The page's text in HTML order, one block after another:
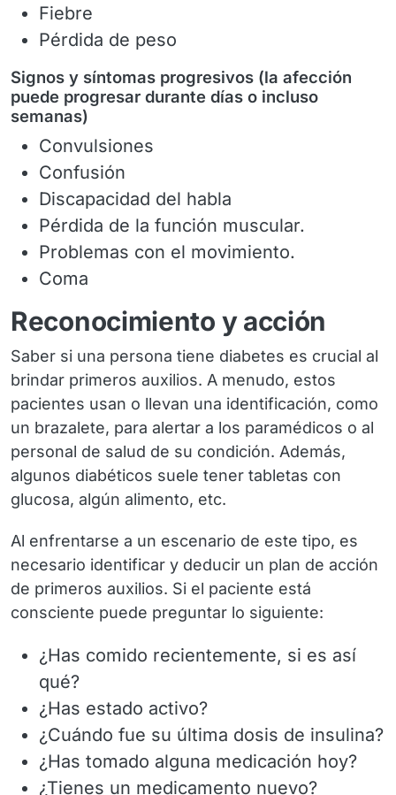
Fiebre
Pérdida de peso
Signos y síntomas progresivos (la afección
puede progresar durante días o incluso
semanas)
Convulsiones
Confusión
Discapacidad del habla
Pérdida de la función muscular.
Problemas con el movimiento.
Coma
Reconocimiento y acción
Saber si una persona tiene diabetes es crucial al
brindar primeros auxilios. A menudo, estos
pacientes usan o llevan una identificación, como
un brazalete, para alertar a los paramédicos o al
personal de salud de su condición. Además,
algunos diabéticos suele tener tabletas con
glucosa, algún alimento, etc.
Al enfrentarse a un escenario de este tipo, es
necesario identificar y deducir un plan de acción
de primeros auxilios. Si el paciente está
consciente puede preguntar lo siguiente:
¿Has comido recientemente, si es así
qué?
¿Has estado activo?
¿Cuándo fue su última dosis de insulina?
¿Has tomado alguna medicación hoy?
¿Tienes un medicamento nuevo?